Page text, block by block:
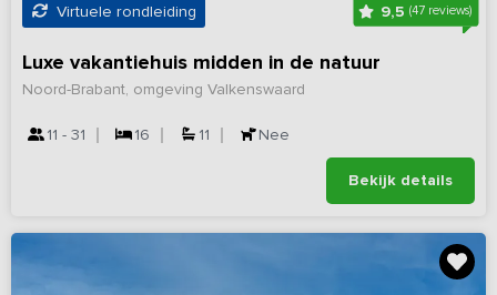
Virtuele rondleiding 9,5(47 reviews)
Luxe vakantiehuis midden in de natuur
Noord-Brabant, omgeving Valkenswaard
11 - 31 16 11 Nee
Bekijk details